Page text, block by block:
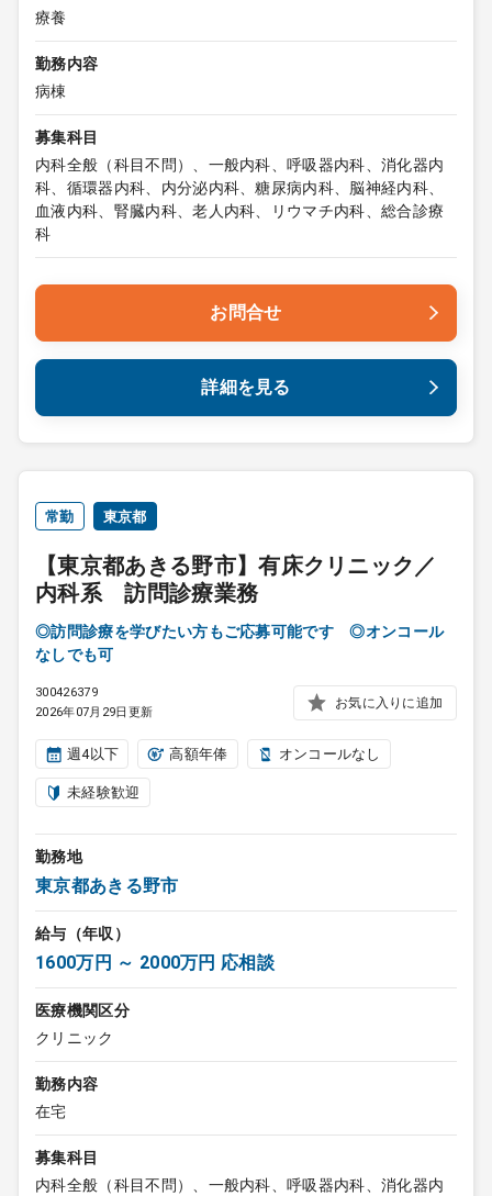
療養
勤務内容
病棟
募集科目
内科全般（科目不問）、一般内科、呼吸器内科、消化器内
科、循環器内科、内分泌内科、糖尿病内科、脳神経内科、
血液内科、腎臓内科、老人内科、リウマチ内科、総合診療
科
お問合せ
詳細を見る
常勤 東京都
【東京都あきる野市】有床クリニック／
内科系 訪問診療業務
◎訪問診療を学びたい方もご応募可能です ◎オンコール
なしでも可
300426379
2026年07月29日更新
お気に入りに追加
週4以下 高額年俸 オンコールなし
未経験歓迎
勤務地
東京都あきる野市
給与（年収）
1600万円 ～ 2000万円 応相談
医療機関区分
クリニック
勤務内容
在宅
募集科目
内科全般（科目不問）、一般内科、呼吸器内科、消化器内